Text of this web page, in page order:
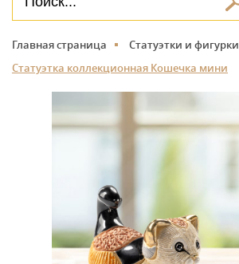
Главная страница
Статуэтки и фигурки
Статуэтка коллекционная Кошечка мини